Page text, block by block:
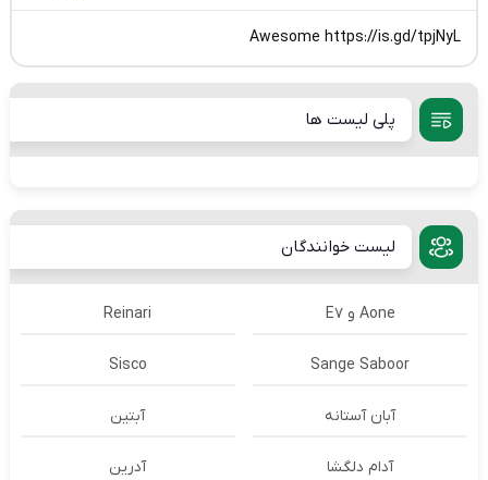
Awesome https://is.gd/tpjNyL
پلی لیست ها
لیست خوانندگان
Aone و E7 Reinari
Sange Saboor
Sisco
آبان آستانه آبتین
آدام دلگشا آدرين